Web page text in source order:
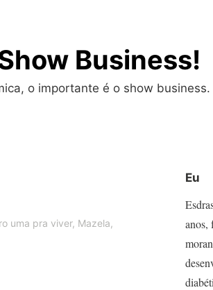
Business!
o importante é o show
uma pra viver, Mazela,
Eu
anos,